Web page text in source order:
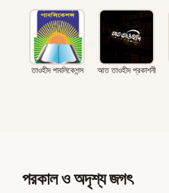
তাওহীদ পাবলিকেশন্স আত তাওহীদ প্রকাশনী
পরকাল ও অদৃশ্য জগৎ